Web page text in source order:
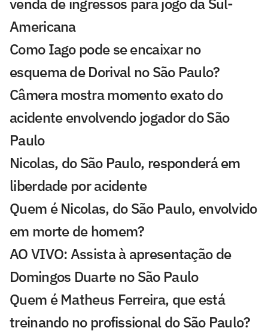
Americana
Como Iago pode se encaixar no
esquema de Dorival no São Paulo?
Câmera mostra momento exato do
acidente envolvendo jogador do São
Paulo
Nicolas, do São Paulo, responderá em
liberdade por acidente
Quem é Nicolas, do São Paulo, envolvido
em morte de homem?
AO VIVO: Assista à apresentação de
Domingos Duarte no São Paulo
Quem é Matheus Ferreira, que está
treinando no profissional do São Paulo?